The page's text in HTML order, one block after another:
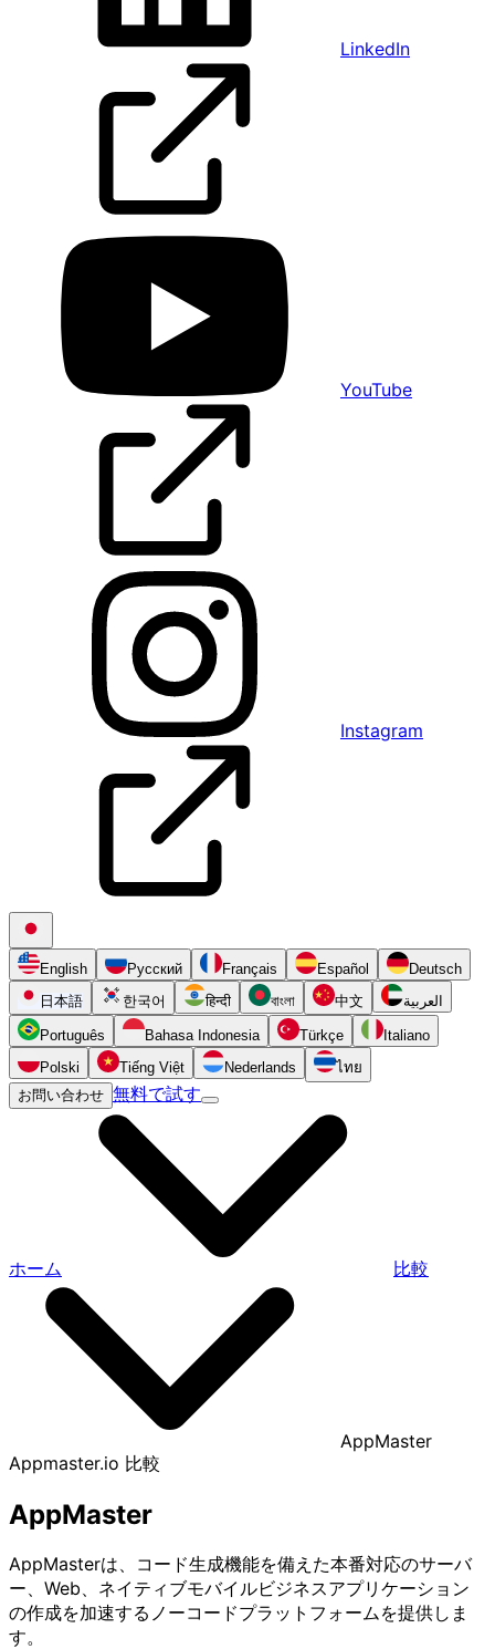
LinkedIn
YouTube
Instagram
English Русский Français Español
Deutsch
日本語
한국어 हिन्दी বাংলা 中文 العربية
Português Bahasa Indonesia Türkçe
Italiano
Polski
Tiếng Việt Nederlands
ไทย
お問い合わせ 無料で試す
ホーム 比較
AppMaster
Appmaster.io 比較
AppMaster
AppMasterは、コード生成機能を備えた本番対応のサーバ
ー、Web、ネイティブモバイルビジネスアプリケーション
の作成を加速するノーコードプラットフォームを提供しま
す。